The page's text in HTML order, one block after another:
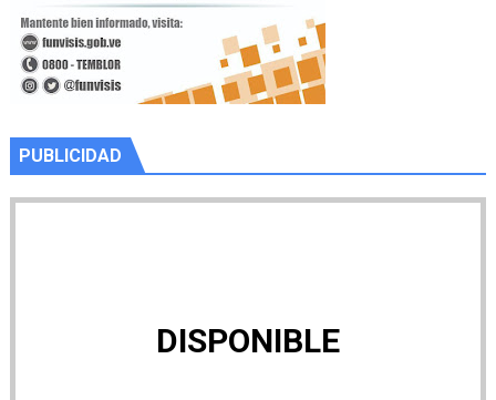
PUBLICIDAD
DISPONIBLE